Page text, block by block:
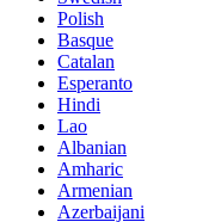
Polish
Basque
Catalan
Esperanto
Hindi
Lao
Albanian
Amharic
Armenian
Azerbaijani